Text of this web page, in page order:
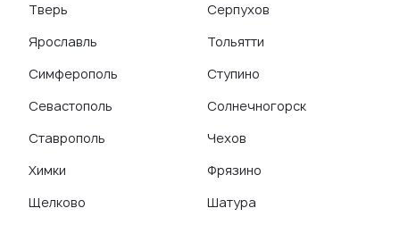
Тверь
Ярославль
Симферополь
Севастополь
Ставрополь
Химки
Щелково
Серпухов
Тольятти
Ступино
Солнечногорск
Чехов
Фрязино
Шатура